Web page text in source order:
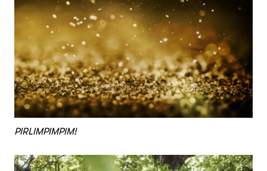
PIRLIMPIMPIM!